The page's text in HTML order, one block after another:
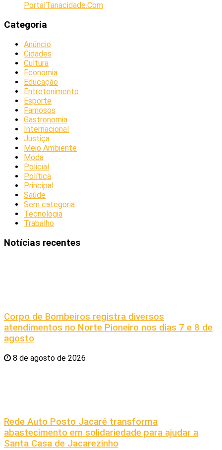
PortalTanacidade.Com
Categoria
Anúncio
Cidades
Cultura
Economia
Educação
Entretenimento
Esporte
Famosos
Gastronomia
Internacional
Justiça
Meio Ambiente
Moda
Policial
Política
Principal
Saúde
Sem categoria
Tecnologia
Trabalho
Notícias recentes
Corpo de Bombeiros registra diversos
atendimentos no Norte Pioneiro nos dias 7 e 8 de
agosto
8 de agosto de 2026
Rede Auto Posto Jacaré transforma
abastecimento em solidariedade para ajudar a
Santa Casa de Jacarezinho